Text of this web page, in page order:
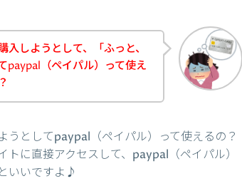
しようとして、「ふっと、
paypal（ペイパル）って使え
うとしてpaypal（ペイパル）って使えるの？
に直接アクセスして、paypal（ペイパル）
いいですよ♪